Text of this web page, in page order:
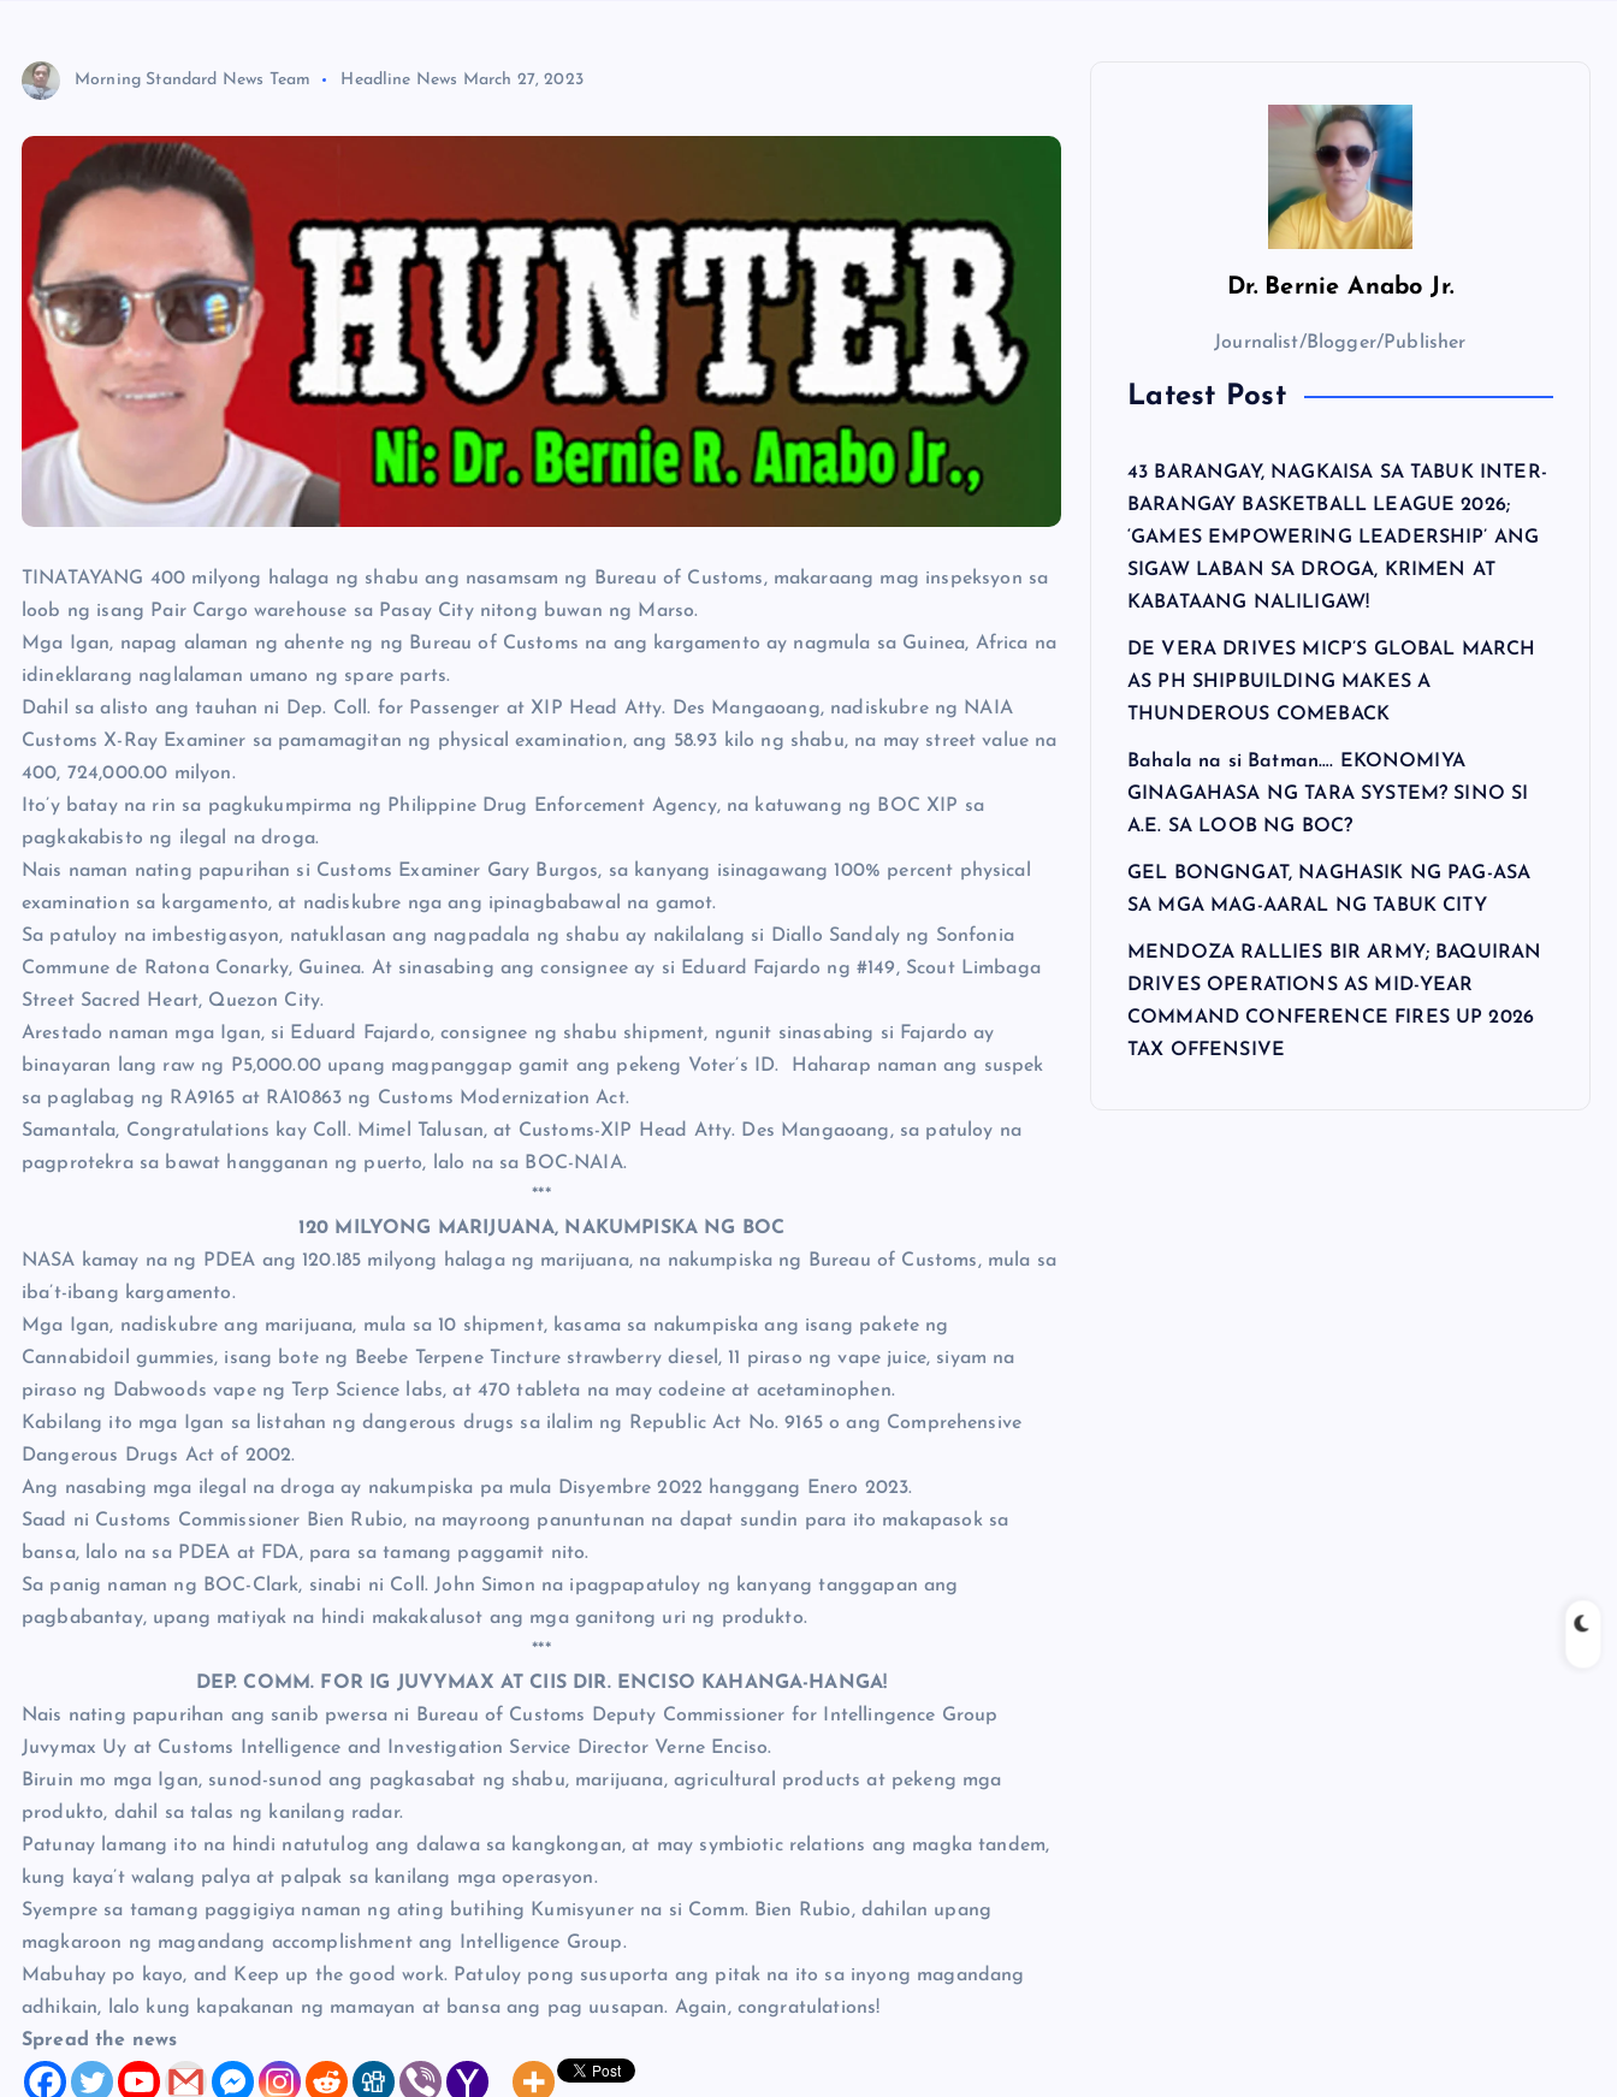
Morning Standard News Team Headline News March 27, 2023
TINATAYANG 400 milyong halaga ng shabu ang nasamsam ng Bureau of Customs, makaraang mag inspeksyon sa
loob ng isang Pair Cargo warehouse sa Pasay City nitong buwan ng Marso.
Mga Igan, napag alaman ng ahente ng ng Bureau of Customs na ang kargamento ay nagmula sa Guinea, Africa na
idineklarang naglalaman umano ng spare parts.
Dahil sa alisto ang tauhan ni Dep. Coll. for Passenger at XIP Head Atty. Des Mangaoang, nadiskubre ng NAIA
Customs X-Ray Examiner sa pamamagitan ng physical examination, ang 58.93 kilo ng shabu, na may street value na
400, 724,000.00 milyon.
Ito’y batay na rin sa pagkukumpirma ng Philippine Drug Enforcement Agency, na katuwang ng BOC XIP sa
pagkakabisto ng ilegal na droga.
Nais naman nating papurihan si Customs Examiner Gary Burgos, sa kanyang isinagawang 100% percent physical
examination sa kargamento, at nadiskubre nga ang ipinagbabawal na gamot.
Sa patuloy na imbestigasyon, natuklasan ang nagpadala ng shabu ay nakilalang si Diallo Sandaly ng Sonfonia
Commune de Ratona Conarky, Guinea. At sinasabing ang consignee ay si Eduard Fajardo ng #149, Scout Limbaga
Street Sacred Heart, Quezon City.
Arestado naman mga Igan, si Eduard Fajardo, consignee ng shabu shipment, ngunit sinasabing si Fajardo ay
binayaran lang raw ng P5,000.00 upang magpanggap gamit ang pekeng Voter’s ID. Haharap naman ang suspek
sa paglabag ng RA9165 at RA10863 ng Customs Modernization Act.
Samantala, Congratulations kay Coll. Mimel Talusan, at Customs-XIP Head Atty. Des Mangaoang, sa patuloy na
pagprotekra sa bawat hangganan ng puerto, lalo na sa BOC-NAIA.
***
120 MILYONG MARIJUANA, NAKUMPISKA NG BOC
NASA kamay na ng PDEA ang 120.185 milyong halaga ng marijuana, na nakumpiska ng Bureau of Customs, mula sa
iba’t-ibang kargamento.
Mga Igan, nadiskubre ang marijuana, mula sa 10 shipment, kasama sa nakumpiska ang isang pakete ng
Cannabidoil gummies, isang bote ng Beebe Terpene Tincture strawberry diesel, 11 piraso ng vape juice, siyam na
piraso ng Dabwoods vape ng Terp Science labs, at 470 tableta na may codeine at acetaminophen.
Kabilang ito mga Igan sa listahan ng dangerous drugs sa ilalim ng Republic Act No. 9165 o ang Comprehensive
Dangerous Drugs Act of 2002.
Ang nasabing mga ilegal na droga ay nakumpiska pa mula Disyembre 2022 hanggang Enero 2023.
Saad ni Customs Commissioner Bien Rubio, na mayroong panuntunan na dapat sundin para ito makapasok sa
bansa, lalo na sa PDEA at FDA, para sa tamang paggamit nito.
Sa panig naman ng BOC-Clark, sinabi ni Coll. John Simon na ipagpapatuloy ng kanyang tanggapan ang
pagbabantay, upang matiyak na hindi makakalusot ang mga ganitong uri ng produkto.
***
DEP. COMM. FOR IG JUVYMAX AT CIIS DIR. ENCISO KAHANGA-HANGA!
Nais nating papurihan ang sanib pwersa ni Bureau of Customs Deputy Commissioner for Intellingence Group
Juvymax Uy at Customs Intelligence and Investigation Service Director Verne Enciso.
Biruin mo mga Igan, sunod-sunod ang pagkasabat ng shabu, marijuana, agricultural products at pekeng mga
produkto, dahil sa talas ng kanilang radar.
Patunay lamang ito na hindi natutulog ang dalawa sa kangkongan, at may symbiotic relations ang magka tandem,
kung kaya’t walang palya at palpak sa kanilang mga operasyon.
Syempre sa tamang paggigiya naman ng ating butihing Kumisyuner na si Comm. Bien Rubio, dahilan upang
magkaroon ng magandang accomplishment ang Intelligence Group.
Mabuhay po kayo, and Keep up the good work. Patuloy pong susuporta ang pitak na ito sa inyong magandang
adhikain, lalo kung kapakanan ng mamayan at bansa ang pag uusapan. Again, congratulations!
Spread the news
Dr. Bernie Anabo Jr.
Journalist/Blogger/Publisher
Latest Post
43 BARANGAY, NAGKAISA SA TABUK INTER-
BARANGAY BASKETBALL LEAGUE 2026;
‘GAMES EMPOWERING LEADERSHIP’ ANG
SIGAW LABAN SA DROGA, KRIMEN AT
KABATAANG NALILIGAW!
DE VERA DRIVES MICP’S GLOBAL MARCH
AS PH SHIPBUILDING MAKES A
THUNDEROUS COMEBACK
Bahala na si Batman…. EKONOMIYA
GINAGAHASA NG TARA SYSTEM? SINO SI
A.E. SA LOOB NG BOC?
GEL BONGNGAT, NAGHASIK NG PAG-ASA
SA MGA MAG-AARAL NG TABUK CITY
MENDOZA RALLIES BIR ARMY; BAQUIRAN
DRIVES OPERATIONS AS MID-YEAR
COMMAND CONFERENCE FIRES UP 2026
TAX OFFENSIVE